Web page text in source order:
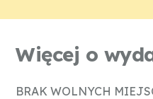
Więcej o
BRAK WOLNYCH